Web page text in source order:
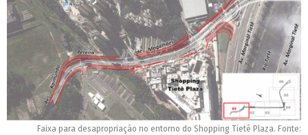
Faixa para desapropriação no entorno do Shopping Tietê Plaza. Fonte: